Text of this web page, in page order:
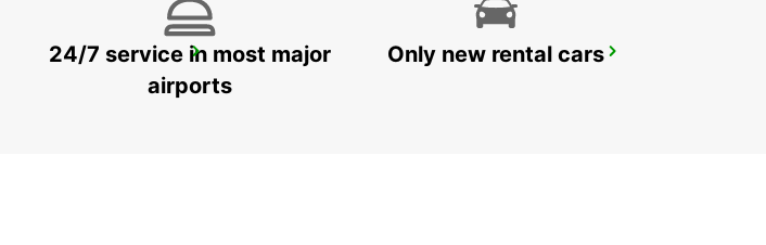
LINZ -IKC-
24/7 service in most major
airports
Only new rental cars